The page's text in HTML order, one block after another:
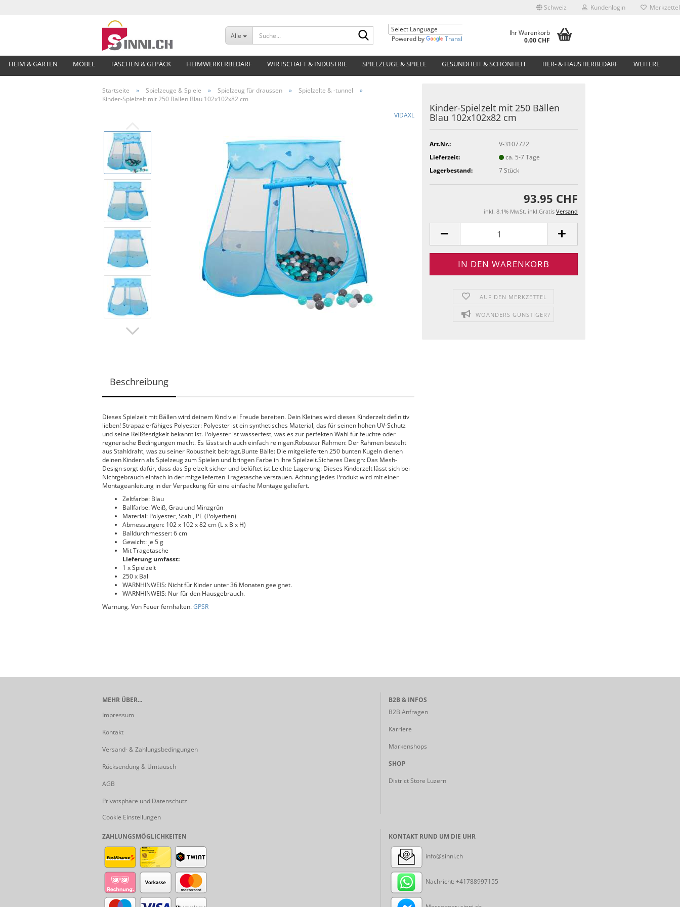
Schweiz Kundenlogin Merkzettel
Alle
Suche...
Powered by
Translate
Ihr Warenkorb
0.00 CHF
HEIM & GARTEN MÖBEL TASCHEN & GEPÄCK HEIMWERKERBEDARF WIRTSCHAFT & INDUSTRIE SPIELZEUGE & SPIELE GESUNDHEIT & SCHÖNHEIT TIER- & HAUSTIERBEDARF WEITERE
Startseite » Spielzeuge & Spiele » Spielzeug für draussen » Spielzelte & -tunnel
»
Kinder-Spielzelt mit 250 Bällen Blau 102x102x82 cm
VIDAXL
Kinder-Spielzelt mit 250 Bällen
Blau 102x102x82 cm
Art.Nr.:
V-3107722
Lieferzeit:
ca. 5-7 Tage
Lagerbestand:
7Stück
93.95 CHF
inkl. 8.1% MwSt. inkl.Gratis Versand
AUF DEN MERKZETTEL
WOANDERS GÜNSTIGER?
Beschreibung
Dieses Spielzelt mit Bällen wird deinem Kind viel Freude bereiten. Dein Kleines wird dieses Kinderzelt definitiv
lieben! Strapazierfähiges Polyester: Polyester ist ein synthetisches Material, das für seinen hohen UV-Schutz
und seine Reißfestigkeit bekannt ist. Polyester ist wasserfest, was es zur perfekten Wahl für feuchte oder
regnerische Bedingungen macht. Es lässt sich auch einfach reinigen.Robuster Rahmen: Der Rahmen besteht
aus Stahldraht, was zu seiner Robustheit beiträgt.Bunte Bälle: Die mitgelieferten 250 bunten Kugeln dienen
deinen Kindern als Spielzeug zum Spielen und bringen Farbe in ihre Spielzeit.Sicheres Design: Das Mesh-
Design sorgt dafür, dass das Spielzelt sicher und belüftet ist.Leichte Lagerung: Dieses Kinderzelt lässt sich bei
Nichtgebrauch einfach in der mitgelieferten Tragetasche verstauen. Achtung:Jedes Produkt wird mit einer
Montageanleitung in der Verpackung für eine einfache Montage geliefert.
Zeltfarbe: Blau
Ballfarbe: Weiß, Grau und Minzgrün
Material: Polyester, Stahl, PE (Polyethen)
Abmessungen: 102 x 102 x 82 cm (L x B x H)
Balldurchmesser: 6 cm
Gewicht: je 5 g
Mit Tragetasche
Lieferung umfasst:
1 x Spielzelt
250 x Ball
WARNHINWEIS: Nicht für Kinder unter 36 Monaten geeignet.
WARNHINWEIS: Nur für den Hausgebrauch.
Warnung. Von Feuer fernhalten.GPSR
MEHR ÜBER...
Impressum
Kontakt
Versand- & Zahlungsbedingungen
Rücksendung & Umtausch
AGB
Privatsphäre und Datenschutz
Cookie Einstellungen
B2B & INFOS
B2B Anfragen
Karriere
Markenshops
SHOP
District Store Luzern
ZAHLUNGSMÖGLICHKEITEN KONTAKT RUND UM DIE UHR
info@sinni.ch
Nachricht: +41788997155